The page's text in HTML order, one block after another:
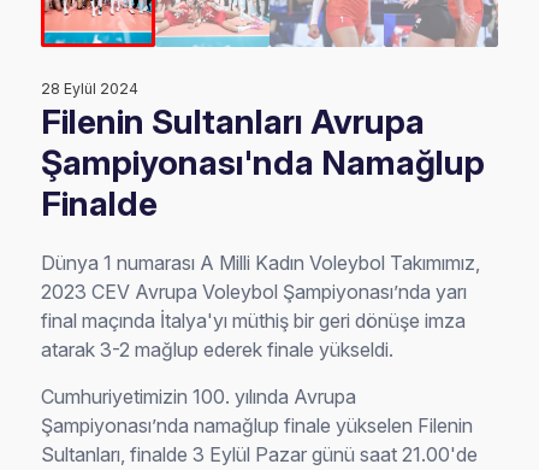
28 Eylül 2024
Filenin Sultanları Avrupa
Şampiyonası'nda Namağlup
Finalde
Dünya 1 numarası A Milli Kadın Voleybol Takımımız,
2023 CEV Avrupa Voleybol Şampiyonası’nda yarı
final maçında İtalya'yı müthiş bir geri dönüşe imza
atarak 3-2 mağlup ederek finale yükseldi.
Cumhuriyetimizin 100. yılında Avrupa
Şampiyonası’nda namağlup finale yükselen Filenin
Sultanları, finalde 3 Eylül Pazar günü saat 21.00'de